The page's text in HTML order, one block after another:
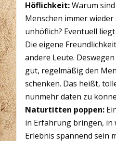
Höflichkeit:Warum
Menschen immer
unhöflich? Eventuell
Die eigene
andere Leute.
gut, regelmäßig den
schenken. Das heißt,
nunmehr daten zu
Naturtitten poppen:
in Erfahrung bringen, in
Erlebnis spannend sein